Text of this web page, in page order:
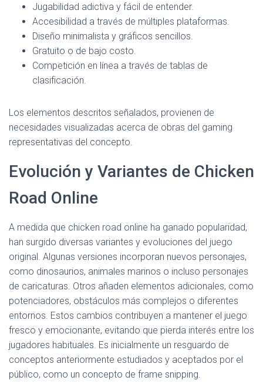
Jugabilidad adictiva y fácil de entender.
Accesibilidad a través de múltiples plataformas.
Diseño minimalista y gráficos sencillos.
Gratuito o de bajo costo.
Competición en línea a través de tablas de
clasificación.
Los elementos descritos señalados, provienen de
necesidades visualizadas acerca de obras del gaming
representativas del concepto.
Evolución y Variantes de Chicken
Road Online
A medida que chicken road online ha ganado popularidad,
han surgido diversas variantes y evoluciones del juego
original. Algunas versiones incorporan nuevos personajes,
como dinosaurios, animales marinos o incluso personajes
de caricaturas. Otros añaden elementos adicionales, como
potenciadores, obstáculos más complejos o diferentes
entornos. Estos cambios contribuyen a mantener el juego
fresco y emocionante, evitando que pierda interés entre los
jugadores habituales. Es inicialmente un resguardo de
conceptos anteriormente estudiados y aceptados por el
público, como un concepto de frame snipping.